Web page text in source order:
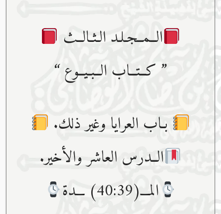
الــمــجـلـد الـثـالــث
” كــتــاب الــبـيــوع “
بـاب العرايا وغير ذلك.
الــدرس العاشر والأخير.
المـــ(40:39) ـــدة